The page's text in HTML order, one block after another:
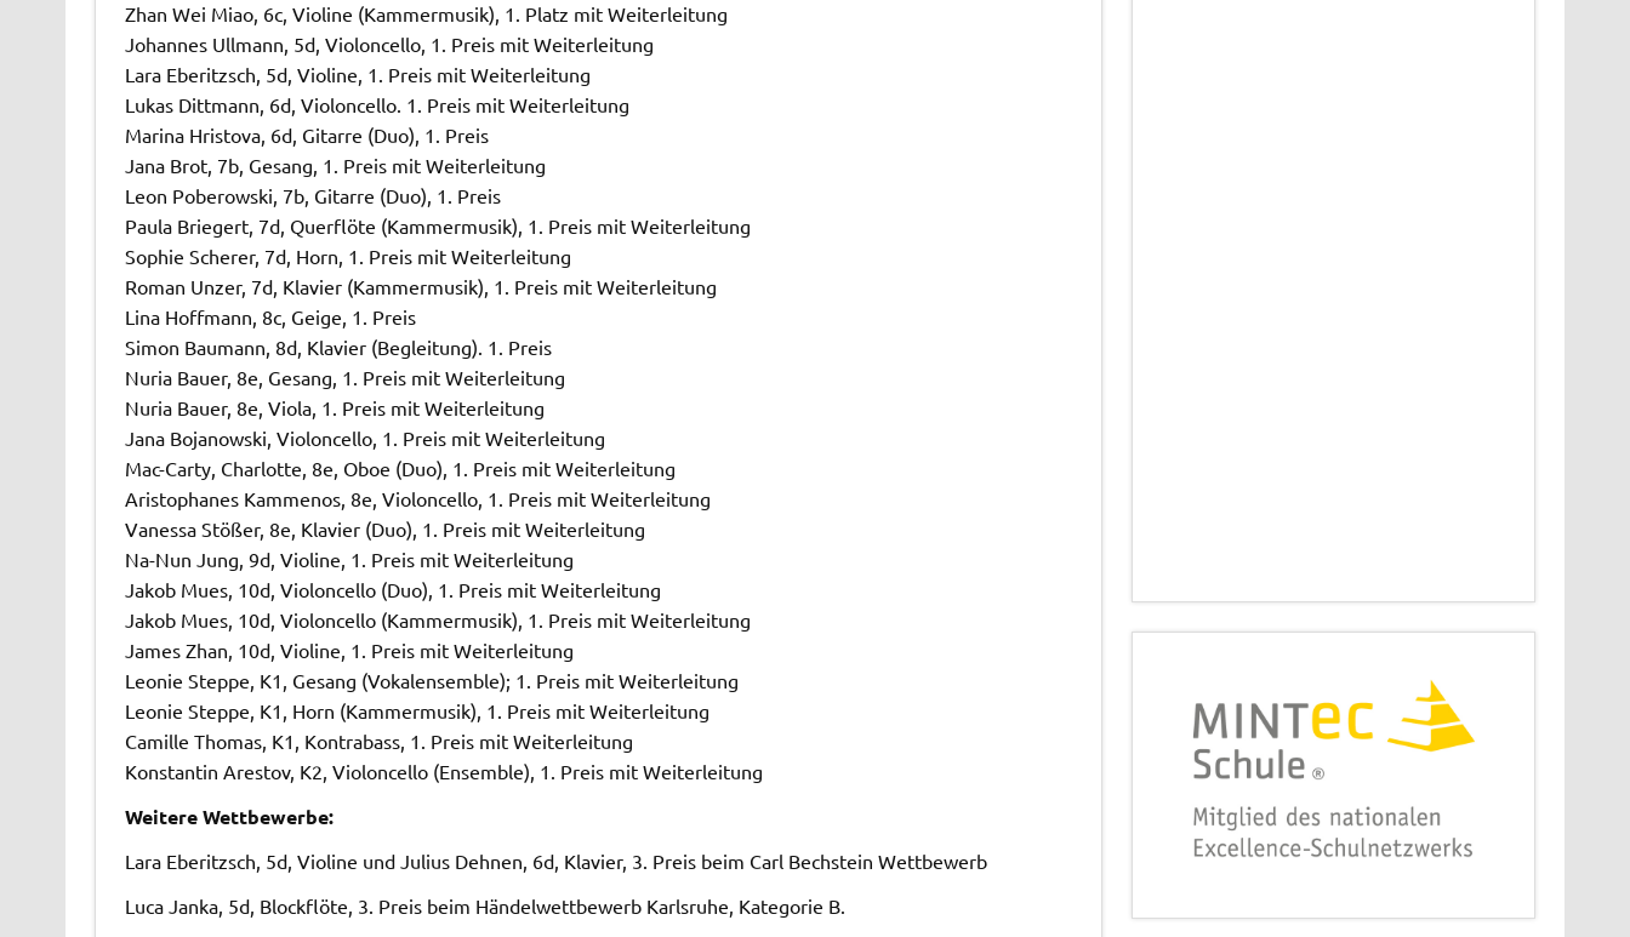
Zhan Wei Miao, 6c, Violine (Kammermusik), 1. Platz mit Weiterleitung
Johannes Ullmann, 5d, Violoncello, 1. Preis mit Weiterleitung
Lara Eberitzsch, 5d, Violine, 1. Preis mit Weiterleitung
Lukas Dittmann, 6d, Violoncello. 1. Preis mit Weiterleitung
Marina Hristova, 6d, Gitarre (Duo), 1. Preis
Jana Brot, 7b, Gesang, 1. Preis mit Weiterleitung
Leon Poberowski, 7b, Gitarre (Duo), 1. Preis
Paula Briegert, 7d, Querflöte (Kammermusik), 1. Preis mit Weiterleitung
Sophie Scherer, 7d, Horn, 1. Preis mit Weiterleitung
Roman Unzer, 7d, Klavier (Kammermusik), 1. Preis mit Weiterleitung
Lina Hoffmann, 8c, Geige, 1. Preis
Simon Baumann, 8d, Klavier (Begleitung). 1. Preis
Nuria Bauer, 8e, Gesang, 1. Preis mit Weiterleitung
Nuria Bauer, 8e, Viola, 1. Preis mit Weiterleitung
Jana Bojanowski, Violoncello, 1. Preis mit Weiterleitung
Mac-Carty, Charlotte, 8e, Oboe (Duo), 1. Preis mit Weiterleitung
Aristophanes Kammenos, 8e, Violoncello, 1. Preis mit Weiterleitung
Vanessa Stößer, 8e, Klavier (Duo), 1. Preis mit Weiterleitung
Na-Nun Jung, 9d, Violine, 1. Preis mit Weiterleitung
Jakob Mues, 10d, Violoncello (Duo), 1. Preis mit Weiterleitung
Jakob Mues, 10d, Violoncello (Kammermusik), 1. Preis mit Weiterleitung
James Zhan, 10d, Violine, 1. Preis mit Weiterleitung
Leonie Steppe, K1, Gesang (Vokalensemble); 1. Preis mit Weiterleitung
Leonie Steppe, K1, Horn (Kammermusik), 1. Preis mit Weiterleitung
Camille Thomas, K1, Kontrabass, 1. Preis mit Weiterleitung
Konstantin Arestov, K2, Violoncello (Ensemble), 1. Preis mit Weiterleitung
Weitere Wettbewerbe:
Lara Eberitzsch, 5d, Violine und Julius Dehnen, 6d, Klavier, 3. Preis beim Carl Bechstein Wettbewerb
Luca Janka, 5d, Blockflöte, 3. Preis beim Händelwettbewerb Karlsruhe, Kategorie B.